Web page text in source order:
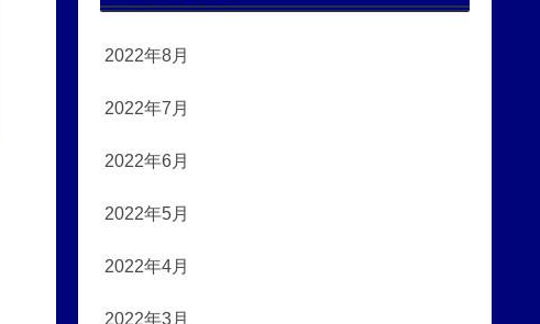
2022年8月
2022年7月
2022年6月
2022年5月
2022年4月
2022年3月